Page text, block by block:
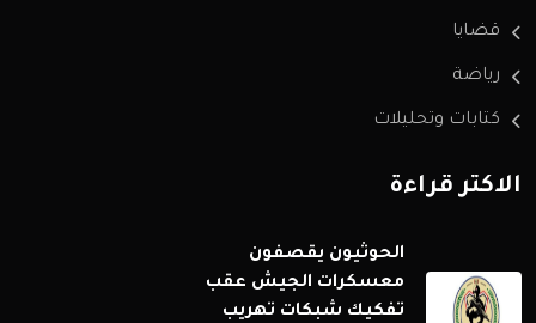
قضايا
رياضة
كتابات وتحليلات
الاكثر قراءة
الحوثيون يقصفون
معسكرات الجيش عقب
تفكيك شبكات تهريب